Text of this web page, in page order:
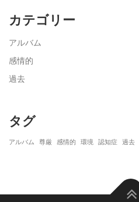
カテゴリー
アルバム
感情的
過去
タグ
アルバム 尊厳 感情的 環境 認知症 過去